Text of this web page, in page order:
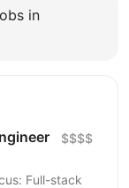
in
$$$$